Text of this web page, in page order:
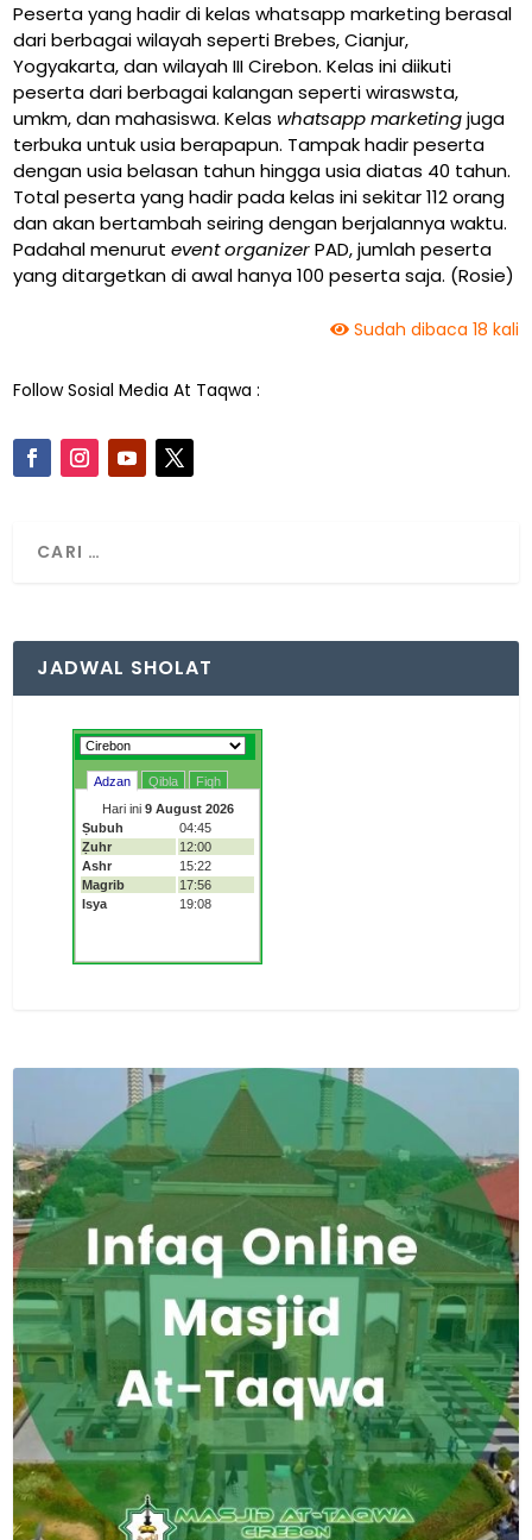
Peserta yang hadir di kelas whatsapp marketing berasal
dari berbagai wilayah seperti Brebes, Cianjur,
Yogyakarta, dan wilayah III Cirebon. Kelas ini diikuti
peserta dari berbagai kalangan seperti wiraswsta,
umkm, dan mahasiswa. Kelas whatsapp marketingjuga
terbuka untuk usia berapapun. Tampak hadir peserta
dengan usia belasan tahun hingga usia diatas 40 tahun.
Total peserta yang hadir pada kelas ini sekitar 112 orang
dan akan bertambah seiring dengan berjalannya waktu.
Padahal menurutevent organizerPAD, jumlah peserta
yang ditargetkan di awal hanya 100 peserta saja. (Rosie)
Sudah dibaca 18 kali
Follow Sosial Media At Taqwa :
JADWAL SHOLAT